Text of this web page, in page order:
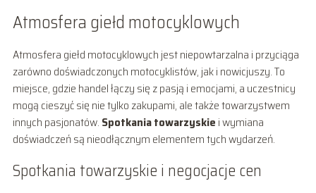
Atmosfera giełd motocyklowych
Atmosfera giełd motocyklowych jest niepowtarzalna i przyciąga
zarówno doświadczonych motocyklistów, jak i nowicjuszy. To
miejsce, gdzie handel łączy się z pasją i emocjami, a uczestnicy
mogą cieszyć się nie tylko zakupami, ale także towarzystwem
innych pasjonatów. Spotkania towarzyskie i wymiana
doświadczeń są nieodłącznym elementem tych wydarzeń.
Spotkania towarzyskie i negocjacje cen